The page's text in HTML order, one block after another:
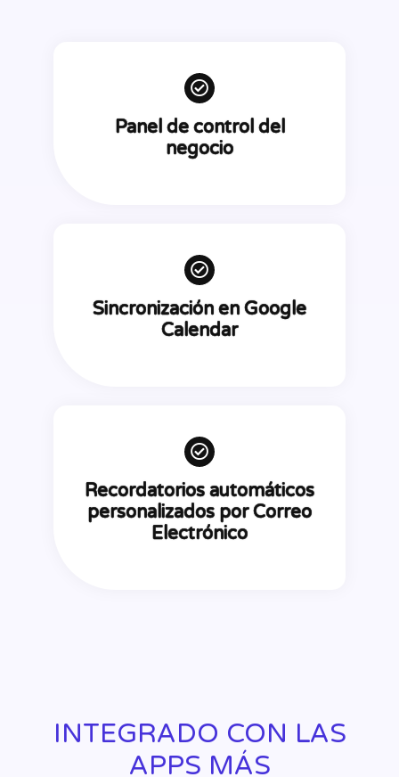
Panel de control del
negocio
Sincronización en Google
Calendar
Recordatorios automáticos
personalizados por Correo
Electrónico
INTEGRADO CON LAS
APPS MÁS